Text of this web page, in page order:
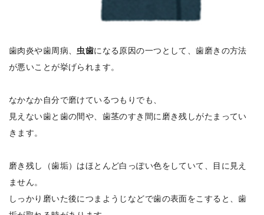
歯肉炎や歯周病、 虫歯になる原因の一つとして、歯磨きの方法
が悪いことが挙げられます。
なかなか自分で磨けているつもりでも、
見えない歯と歯の間や、歯茎のすき間に磨き残しがたまってい
きます。
磨き残し（歯垢）はほとんど白っぽい色をしていて、目に見え
ません。
しっかり磨いた後につまようじなどで歯の表面をこすると、歯